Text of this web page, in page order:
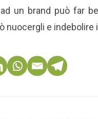
un brand può far
nuocergli e indebolire